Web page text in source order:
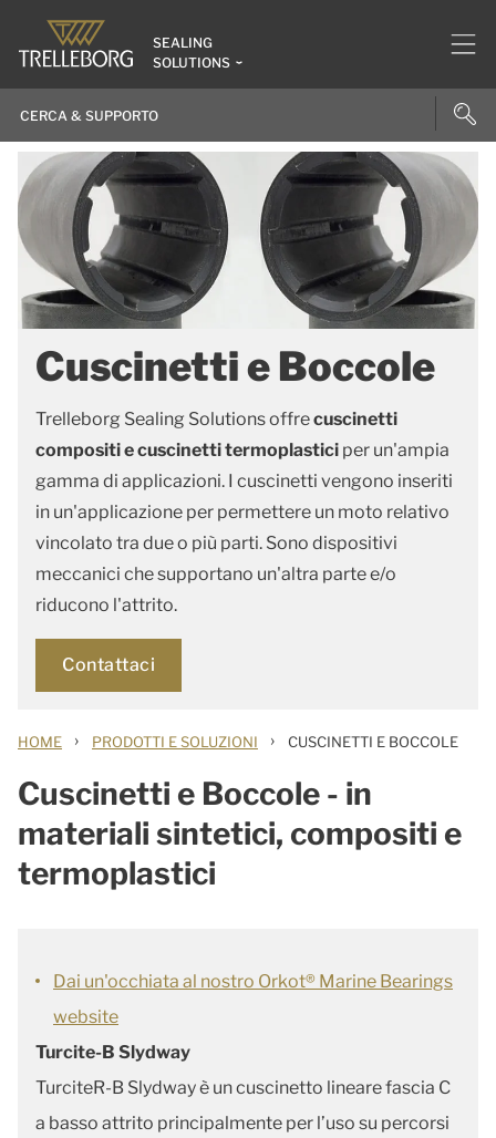
SEALING
SOLUTIONS
Cuscinetti e Boccole
Trelleborg Sealing Solutions offrecuscinetti
compositi e cuscinetti termoplastici per un'ampia
gamma di applicazioni. I cuscinetti vengono inseriti
in un'applicazione per permettere un moto relativo
vincolato tra due o più parti. Sono dispositivi
meccanici che supportano un'altra parte e/o
riducono l'attrito.
Contattaci
HOME › PRODOTTI E SOLUZIONI › CUSCINETTI E BOCCOLE
Cuscinetti e Boccole - in
materiali sintetici, compositi e
termoplastici
Dai un'occhiata al nostro Orkot® Marine Bearings
website
Turcite-B Slydway
TurciteR-B Slydway è un cuscinetto lineare fascia C
a basso attrito principalmente per l’uso su percorsi